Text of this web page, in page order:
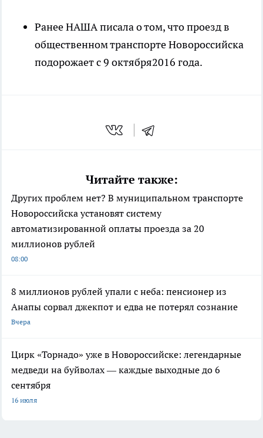
Ранее НАША писала о том, что проезд в
общественном транспорте Новороссийска
подорожает с 9 октября2016 года.
Читайте также:
Других проблем нет? В муниципальном транспорте
Новороссийска установят систему
автоматизированной оплаты проезда за 20
миллионов рублей
08:00
8 миллионов рублей упали с неба: пенсионер из
Анапы сорвал джекпот и едва не потерял сознание
Вчера
Цирк «Торнадо» уже в Новороссийске: легендарные
медведи на буйволах — каждые выходные до 6
сентября
16 июля